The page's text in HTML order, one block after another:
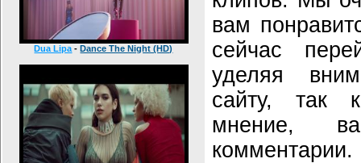
Dua Lipa -Dance The Night (HD)
вам
сейчас
уделяя
сайту, так
мнение,